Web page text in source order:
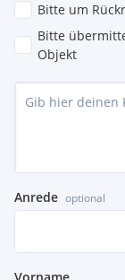
Bitte um
Bitte
Objekt
Anrede optional